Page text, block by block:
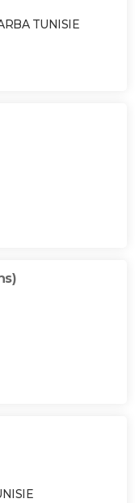
TUNISIE